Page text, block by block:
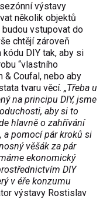
výstavy
několik objektů
vstupovat do
chtějí zároveň
kódu DIY tak, aby si
“vlastního
& Coufal, nebo aby
tvaru věcí. „Třeba u
na principu DIY, jsme
aby si to
hlavně o zahřívání
a pomocí pár kroků si
věšák za pár
ekonomický
DIY
v éře konzumu
výstavy Rostislav